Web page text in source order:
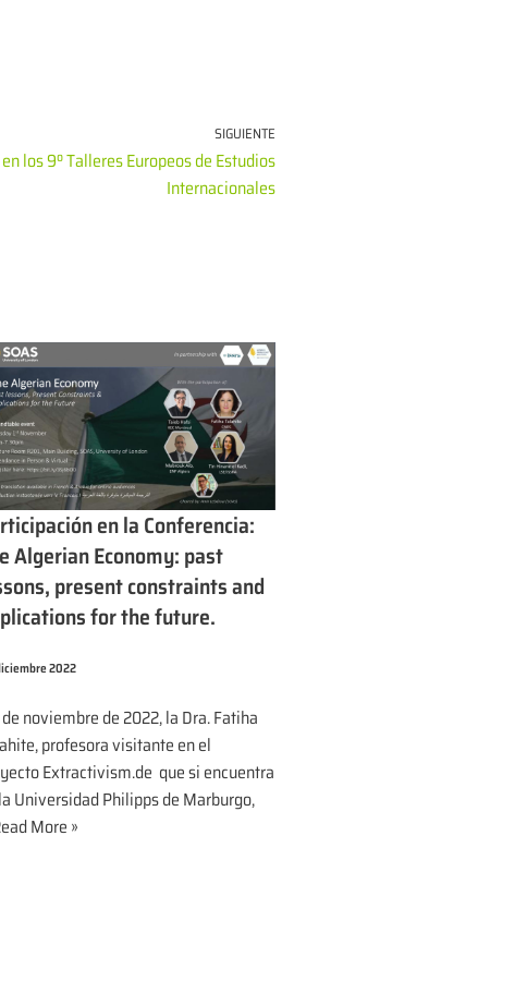
SIGUIENTE
los 9º Talleres Europeos de Estudios
Internacionales
en la Conferencia:
Algerian Economy: past
present constraints and
for the future.
2022
de noviembre de 2022, la Dra. Fatiha
profesora visitante en el
Extractivism.de que si encuentra
Universidad Philipps de Marburgo,
More »